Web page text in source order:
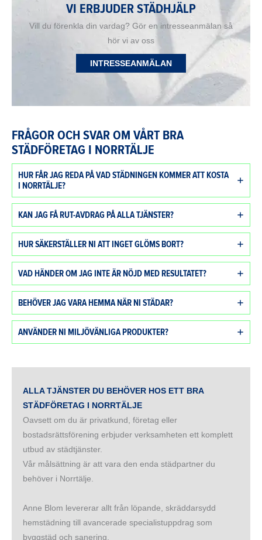
VI ERBJUDER STÄDHJÄLP
Vill du förenkla din vardag? Gör en intresseanmälan så
hör vi av oss
INTRESSEANMÄLAN
FRÅGOR OCH SVAR OM VÅRT BRA
STÄDFÖRETAG I NORRTÄLJE
HUR FÅR JAG REDA PÅ VAD STÄDNINGEN KOMMER ATT KOSTA
I NORRTÄLJE?
KAN JAG FÅ RUT-AVDRAG PÅ ALLA TJÄNSTER?
HUR SÄKERSTÄLLER NI ATT INGET GLÖMS BORT?
VAD HÄNDER OM JAG INTE ÄR NÖJD MED RESULTATET?
BEHÖVER JAG VARA HEMMA NÄR NI STÄDAR?
ANVÄNDER NI MILJÖVÄNLIGA PRODUKTER?
ALLA TJÄNSTER DU BEHÖVER HOS ETT BRA
STÄDFÖRETAG I NORRTÄLJE
Oavsett om du är privatkund, företag eller
bostadsrättsförening erbjuder verksamheten ett komplett
utbud av städtjänster.
Vår målsättning är att vara den enda städpartner du
behöver i Norrtälje.
Anne Blom levererar allt från löpande, skräddarsydd
hemstädning till avancerade specialistuppdrag som
byggstäd och sanering.